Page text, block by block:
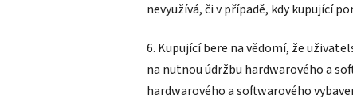
nevyužívá, či v případě, kdy kupující
6. Kupující bere na vědomí, že
na nutnou údržbu hardwarového a
hardwarového a softwarového